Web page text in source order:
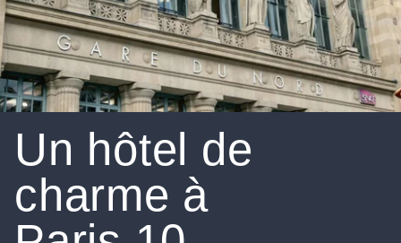
Un hôtel de
charme à